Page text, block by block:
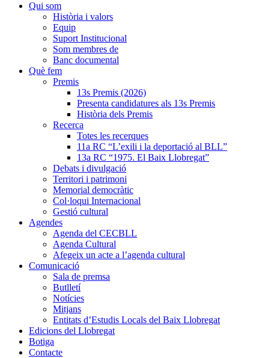
Qui som
Història i valors
Equip
Suport Institucional
Som membres de
Banc documental
Què fem
Premis
13s Premis (2026)
Presenta candidatures als 13s Premis
Història dels Premis
Recerca
Totes les recerques
11a RC “L’exili i la deportació al BLL”
13a RC “1975. El Baix Llobregat”
Debats i divulgació
Territori i patrimoni
Memorial democràtic
Col·loqui Internacional
Gestió cultural
Agendes
Agenda del CECBLL
Agenda Cultural
Afegeix un acte a l’agenda cultural
Comunicació
Sala de premsa
Butlletí
Notícies
Mitjans
Entitats d’Estudis Locals del Baix Llobregat
Edicions del Llobregat
Botiga
Contacte